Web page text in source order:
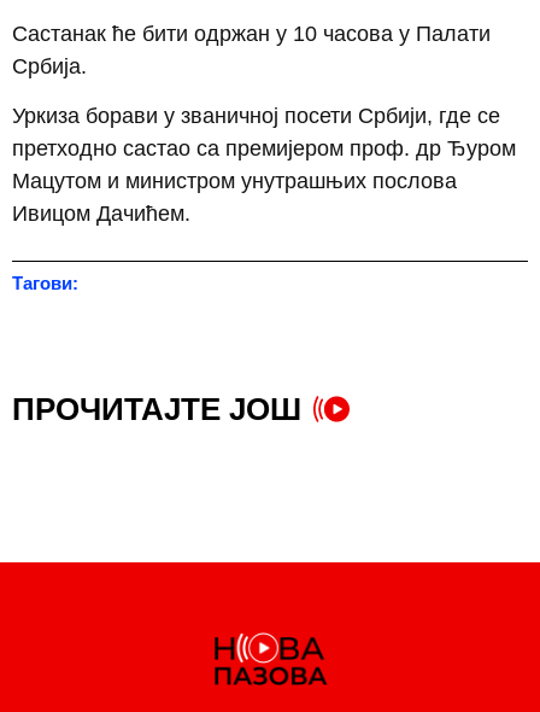
Састанак ће бити одржан у 10 часова у Палати
Србија.
Уркиза борави у званичној посети Србији, где се
претходно састао са премијером проф. др Ђуром
Мацутом и министром унутрашњих послова
Ивицом Дачићем.
Тагови:
ПРОЧИТАЈТЕ ЈОШ